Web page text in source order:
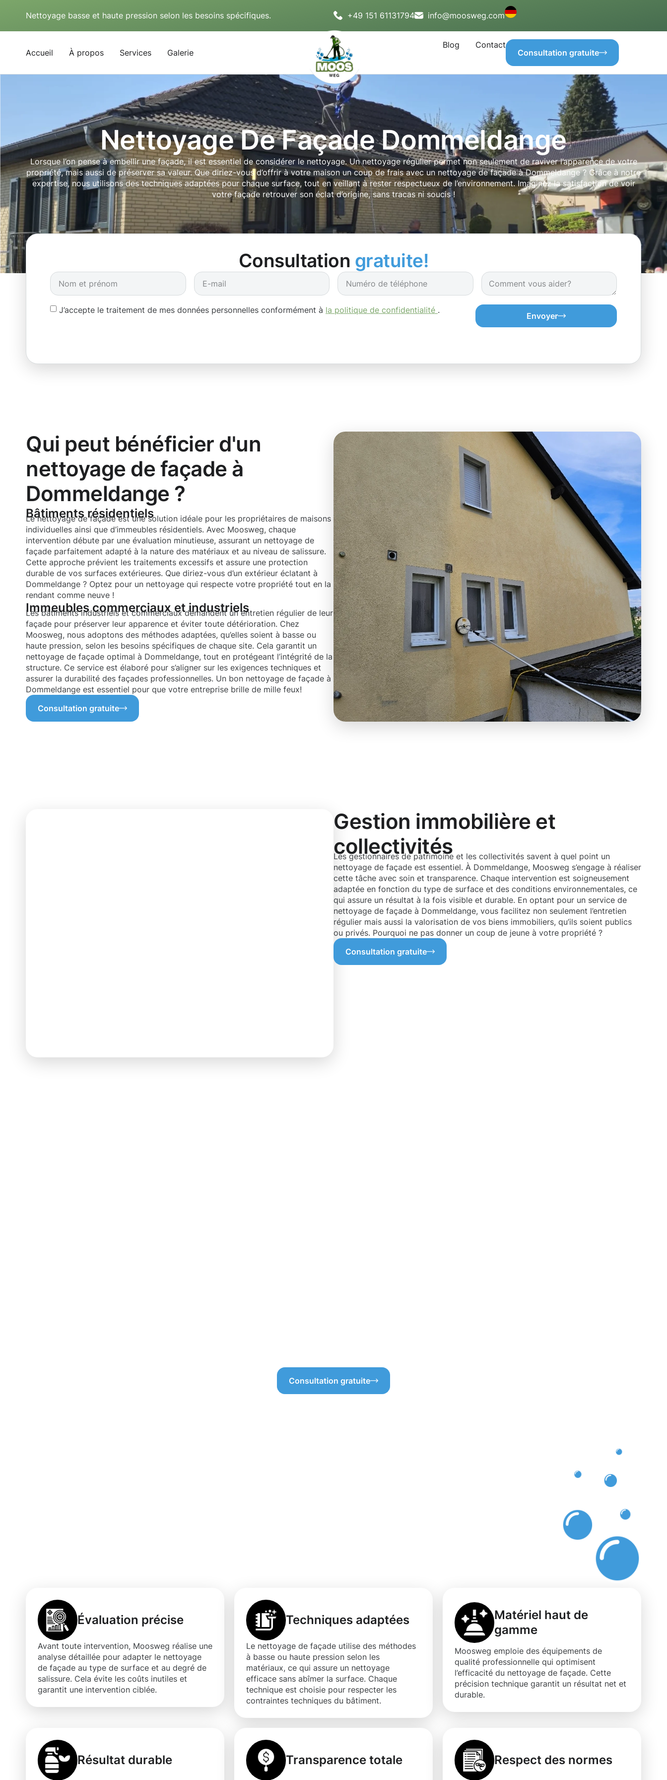
Nettoyage basse et haute pression selon les besoins spécifiques. +49 151 61131794 info@moosweg.com
Accueil À propos Services Galerie
Blog
Contact
Consultation gratuite
Nettoyage De Façade Dommeldange
Lorsque l’on pense à embellir une façade, il est essentiel de considérer le nettoyage. Un nettoyage régulier permet non seulement de raviver l’apparence de votre
propriété, mais aussi de préserver sa valeur. Que diriez-vous d’offrir à votre maison un coup de frais avec un nettoyage de façade à Dommeldange ? Grâce à notre
expertise, nous utilisons des techniques adaptées pour chaque surface, tout en veillant à rester respectueux de l’environnement. Imaginez la satisfaction de voir
votre façade retrouver son éclat d’origine, sans tracas ni soucis !
Consultation gratuite!
J’accepte le traitement de mes données personnelles conformément à la politique de confidentialité .
Envoyer
Qui peut bénéficier d'un
nettoyage de façade à
Dommeldange ?
Bâtiments résidentiels
Le nettoyage de façade est une solution idéale pour les propriétaires de maisons
individuelles ainsi que d’immeubles résidentiels. Avec Moosweg, chaque
intervention débute par une évaluation minutieuse, assurant un nettoyage de
façade parfaitement adapté à la nature des matériaux et au niveau de salissure.
Cette approche prévient les traitements excessifs et assure une protection
durable de vos surfaces extérieures. Que diriez-vous d’un extérieur éclatant à
Dommeldange ? Optez pour un nettoyage qui respecte votre propriété tout en la
rendant comme neuve !
Immeubles commerciaux et industriels
Les bâtiments industriels et commerciaux demandent un entretien régulier de leur
façade pour préserver leur apparence et éviter toute détérioration. Chez
Moosweg, nous adoptons des méthodes adaptées, qu’elles soient à basse ou
haute pression, selon les besoins spécifiques de chaque site. Cela garantit un
nettoyage de façade optimal à Dommeldange, tout en protégeant l’intégrité de la
structure. Ce service est élaboré pour s’aligner sur les exigences techniques et
assurer la durabilité des façades professionnelles. Un bon nettoyage de façade à
Dommeldange est essentiel pour que votre entreprise brille de mille feux!
Consultation gratuite
Gestion immobilière et
collectivités
Les gestionnaires de patrimoine et les collectivités savent à quel point un
nettoyage de façade est essentiel. À Dommeldange, Moosweg s’engage à réaliser
cette tâche avec soin et transparence. Chaque intervention est soigneusement
adaptée en fonction du type de surface et des conditions environnementales, ce
qui assure un résultat à la fois visible et durable. En optant pour un service de
nettoyage de façade à Dommeldange, vous facilitez non seulement l’entretien
régulier mais aussi la valorisation de vos biens immobiliers, qu’ils soient publics
ou privés. Pourquoi ne pas donner un coup de jeune à votre propriété ?
Consultation gratuite
Consultation gratuite
Évaluation précise
Avant toute intervention, Moosweg réalise une
analyse détaillée pour adapter le nettoyage
de façade au type de surface et au degré de
salissure. Cela évite les coûts inutiles et
garantit une intervention ciblée.
Techniques adaptées
Le nettoyage de façade utilise des méthodes
à basse ou haute pression selon les
matériaux, ce qui assure un nettoyage
efficace sans abîmer la surface. Chaque
technique est choisie pour respecter les
contraintes techniques du bâtiment.
Matériel haut de
gamme
Moosweg emploie des équipements de
qualité professionnelle qui optimisent
l’efficacité du nettoyage de façade. Cette
précision technique garantit un résultat net et
durable.
Résultat durable Transparence totale Respect des normes